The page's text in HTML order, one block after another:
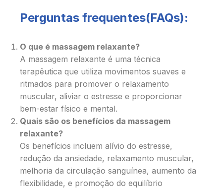
Perguntas frequentes(FAQs):
O que é massagem relaxante?
A massagem relaxante é uma técnica
terapêutica que utiliza movimentos suaves e
ritmados para promover o relaxamento
muscular, aliviar o estresse e proporcionar
bem-estar físico e mental.
Quais são os benefícios da massagem
relaxante?
Os benefícios incluem alívio do estresse,
redução da ansiedade, relaxamento muscular,
melhoria da circulação sanguínea, aumento da
flexibilidade, e promoção do equilíbrio